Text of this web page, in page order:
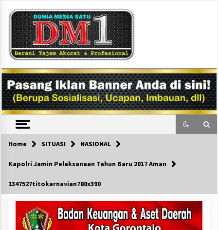
content
DM1
Home SITUASI NASIONAL
Kapolri Jamin Pelaksanaan Tahun Baru 2017 Aman
1347527titokarnavian780x390